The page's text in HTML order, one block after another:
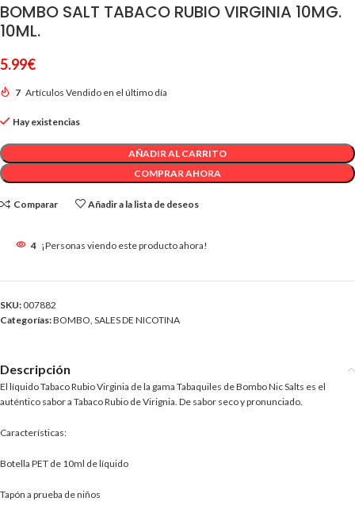
BOMBO SALT TABACO RUBIO VIRGINIA 10MG.
10ML.
5.99€
7 Artículos Vendido en el último día
Hay existencias
AÑADIR AL CARRITO
COMPRAR AHORA
Comparar Añadir a la lista de deseos
4 ¡Personas viendo este producto ahora!
SKU: 007882
Categorías:BOMBO, SALES DE NICOTINA
Descripción
El líquido Tabaco Rubio Virginia de la gama Tabaquiles de Bombo Nic Salts es el
auténtico sabor a Tabaco Rubio de Virignia. De sabor seco y pronunciado.
Características:
Botella PET de 10ml de líquido
Tapón a prueba de niños